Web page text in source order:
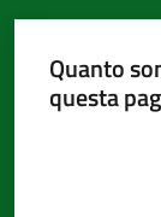
Quanto
questa